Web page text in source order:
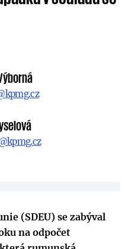
(SDEU) se zabýval
na odpočet